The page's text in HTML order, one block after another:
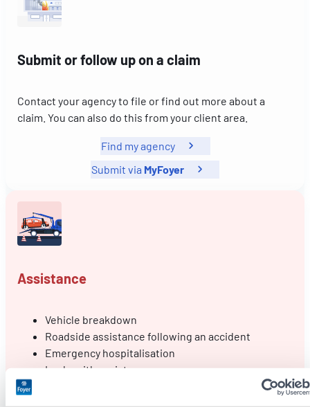
Submit or follow up on a claim
Contact your agency to file or find out more about a
claim. You can also do this from your client area.
Find my agency
Submit via MyFoyer
Assistance
Vehicle breakdown
Roadside assistance following an accident
Emergency hospitalisation
Locksmith assistance